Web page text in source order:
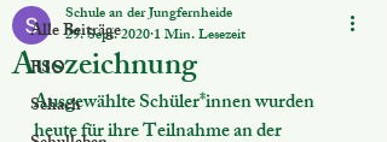
Alle Beiträge
BSO
Schach
Auszeichnung
Schule an der Jungfernheide
29. Sept. 20201 Min. Lesezeit
Ausgewählte Schüler*innen wurden
heute für ihre Teilnahme an der